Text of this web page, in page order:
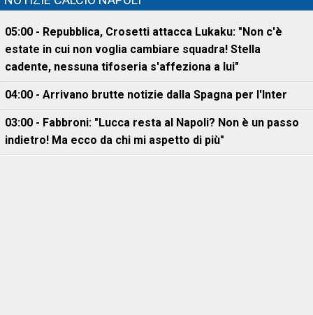
05:00 - Repubblica, Crosetti attacca Lukaku: "Non c'è
estate in cui non voglia cambiare squadra! Stella
cadente, nessuna tifoseria s'affeziona a lui"
04:00 - Arrivano brutte notizie dalla Spagna per l'Inter
03:00 - Fabbroni: "Lucca resta al Napoli? Non è un passo
indietro! Ma ecco da chi mi aspetto di più"